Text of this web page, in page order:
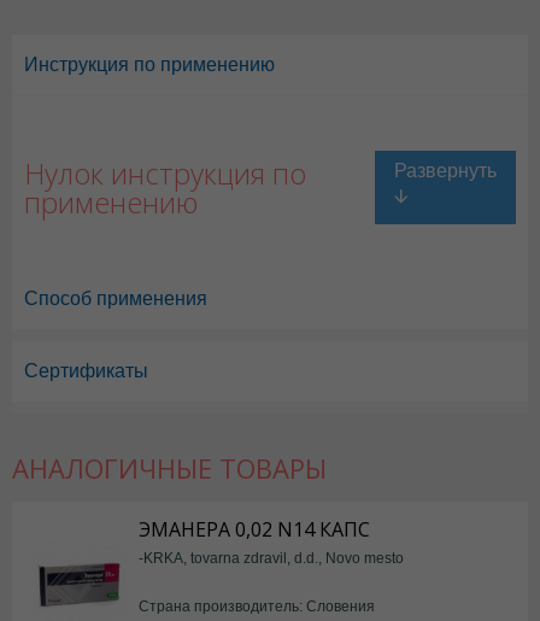
Инструкция по применению
Нулок инструкция по
применению
Способ применения
Сертификаты
АНАЛОГИЧНЫЕ ТОВАРЫ
ЭМАНЕРА 0,02 N14 КАПС
-KRKA, tovarna zdravil, d.d., Novo mesto
Страна производитель: Словения